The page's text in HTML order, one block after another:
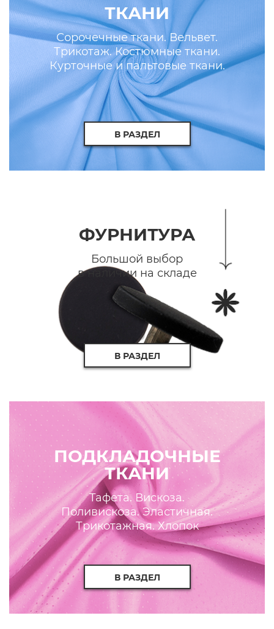
ТКАНИ
Сорочечные ткани. Вельвет.
Трикотаж. Костюмные ткани.
Курточные и пальтовые ткани.
Искусственные кожа и мех.
В РАЗДЕЛ
ФУРНИТУРА
Большой выбор
в наличии на складе
В РАЗДЕЛ
ПОДКЛАДОЧНЫЕ
ТКАНИ
Тафета. Вискоза.
Поливискоза. Эластичная.
Трикотажная. Хлопок
В РАЗДЕЛ